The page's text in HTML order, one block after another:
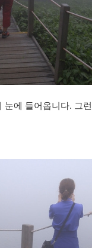
에 들어옵니다. 그